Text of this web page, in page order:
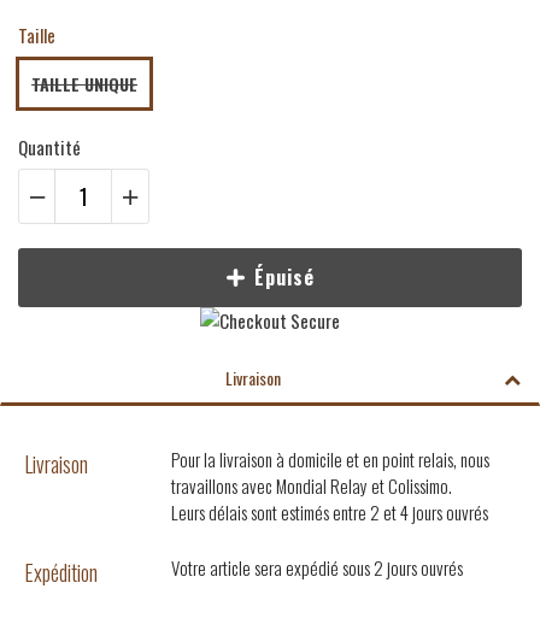
Taille
TAILLE UNIQUE
Quantité
Épuisé
Livraison
Livraison
Pour la livraison à domicile et en point relais, nous
travaillons avec Mondial Relay et Colissimo.
Leurs délais sont estimés entre 2 et 4 jours ouvrés
Expédition Votre article sera expédié sous 2 jours ouvrés